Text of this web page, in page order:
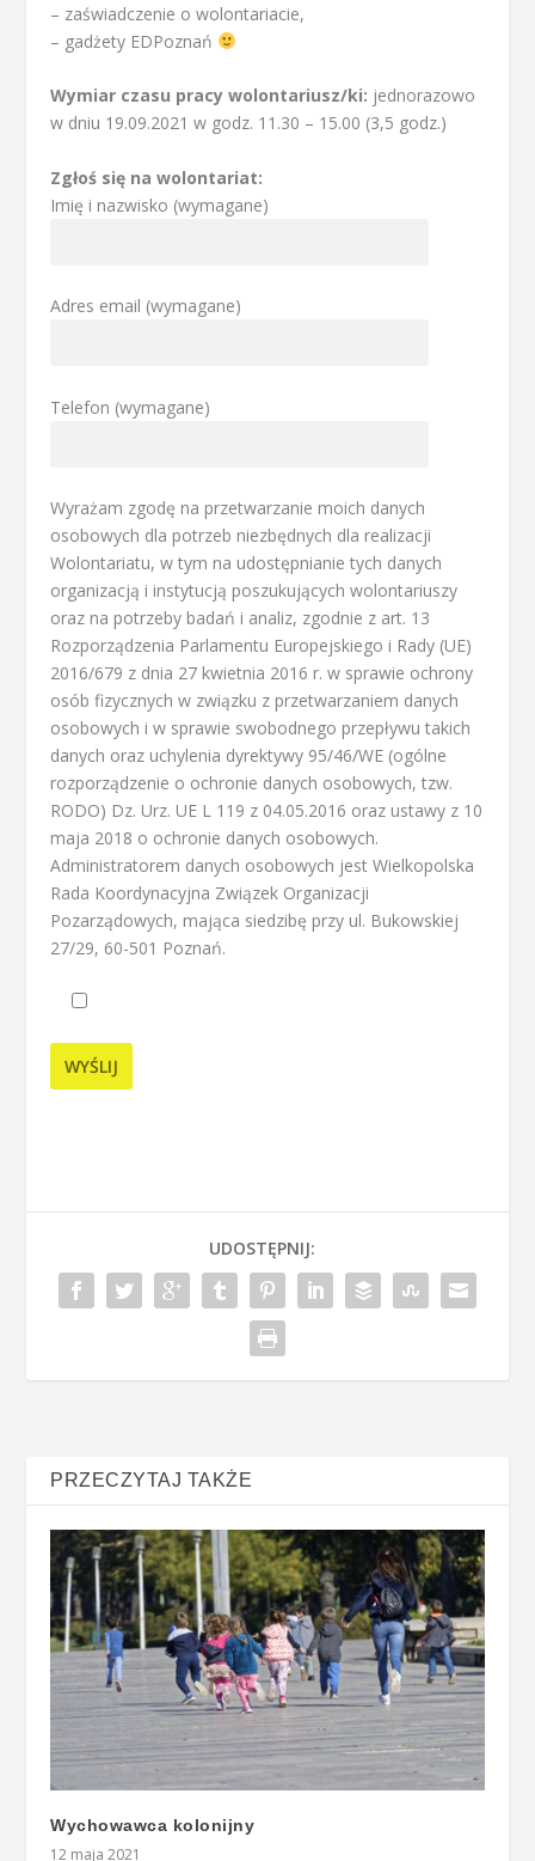
– zaświadczenie o wolontariacie,
– gadżety EDPoznań
Wymiar czasu pracy wolontariusz/ki: jednorazowo
w dniu 19.09.2021 w godz. 11.30 – 15.00 (3,5 godz.)
Zgłoś się na wolontariat:
Imię i nazwisko (wymagane)
Adres email (wymagane)
Telefon (wymagane)
Wyrażam zgodę na przetwarzanie moich danych
osobowych dla potrzeb niezbędnych dla realizacji
Wolontariatu, w tym na udostępnianie tych danych
organizacją i instytucją poszukujących wolontariuszy
oraz na potrzeby badań i analiz, zgodnie z art. 13
Rozporządzenia Parlamentu Europejskiego i Rady (UE)
2016/679 z dnia 27 kwietnia 2016 r. w sprawie ochrony
osób fizycznych w związku z przetwarzaniem danych
osobowych i w sprawie swobodnego przepływu takich
danych oraz uchylenia dyrektywy 95/46/WE (ogólne
rozporządzenie o ochronie danych osobowych, tzw.
RODO) Dz. Urz. UE L 119 z 04.05.2016 oraz ustawy z 10
maja 2018 o ochronie danych osobowych.
Administratorem danych osobowych jest Wielkopolska
Rada Koordynacyjna Związek Organizacji
Pozarządowych, mająca siedzibę przy ul. Bukowskiej
27/29, 60-501 Poznań.
UDOSTĘPNIJ:
PRZECZYTAJ TAKŻE
Wychowawca kolonijny
12 maja 2021